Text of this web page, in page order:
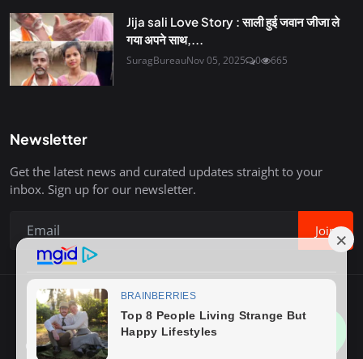
Jija sali Love Story : साली हुई जवान जीजा ले
गया अपने साथ,...
SuragBureauNov 05, 2025 0 665
Newsletter
Get the latest news and curated updates straight to your
inbox. Sign up for our newsletter.
Join
Copyright © 2020-26 Surag Bureau. All Rights Reserved.
Contact
Terms & Conditions
Privacy Policy